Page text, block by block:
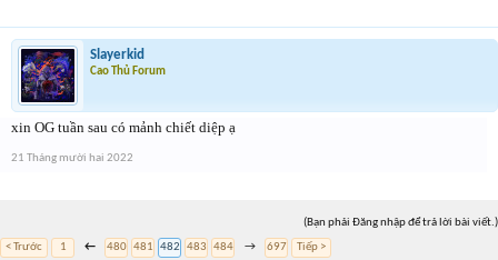
Slayerkid
Cao Thủ Forum
xin OG tuần sau có mảnh chiết diệp ạ
21 Tháng mười hai 2022
(Bạn phải Đăng nhập để trả lời bài viết.)
< Trước
1 ← 480 481 482 483 484 → 697 Tiếp >